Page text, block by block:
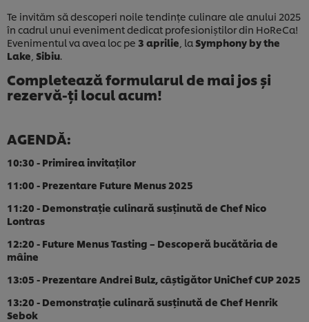
Te invităm să descoperi noile tendințe culinare ale anului 2025
în cadrul unui eveniment dedicat profesioniștilor din HoReCa!
Evenimentul va avea loc pe 3 aprilie , la Symphony by the
Lake Sibiu
Completează formularul de mai jos și
rezervă-ți locul acum!
AGENDĂ:
10:30 - Primirea invitaților
11:00 - Prezentare Future Menus 2025
11:20 - Demonstrație culinară susținută de Chef Nico
Lontras
12:20 - Future Menus Tasting – Descoperă bucătăria de
mâine
13:05 - Prezentare Andrei Bulz, câștigător UniChef CUP 2025
13:20 - Demonstrație culinară susținută de Chef Henrik
Sebok